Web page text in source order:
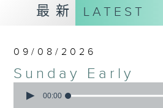
最新 LATEST
09/08/2026
Sunday Early
seconds
00:00